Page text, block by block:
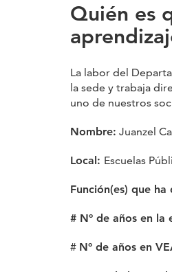
Quién es
La labor del
la sede y trabaja
uno de nuestros
Nombre: Juanzel
Local: Escuelas
Función(es) que
# Nº de años en la
# Nº de años en